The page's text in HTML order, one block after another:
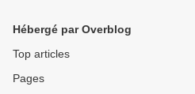
Hébergé par Overblog
Top articles
Pages